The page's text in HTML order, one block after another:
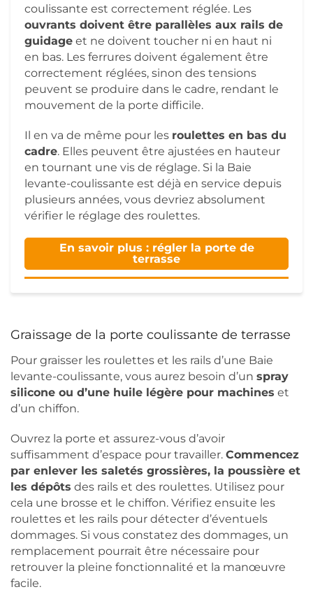
coulissante est correctement réglée. Les
ouvrants doivent être parallèles aux rails de
guidage et ne doivent toucher ni en haut ni
en bas. Les ferrures doivent également être
correctement réglées, sinon des tensions
peuvent se produire dans le cadre, rendant le
mouvement de la porte difficile.
Il en va de même pour les roulettes en bas du
cadre. Elles peuvent être ajustées en hauteur
en tournant une vis de réglage. Si la Baie
levante-coulissante est déjà en service depuis
plusieurs années, vous devriez absolument
vérifier le réglage des roulettes.
En savoir plus : régler la porte de
terrasse
Graissage de la porte coulissante de terrasse
Pour graisser les roulettes et les rails d’une Baie
levante-coulissante, vous aurez besoin d’un spray
silicone ou d’une huile légère pour machines et
d’un chiffon.
Ouvrez la porte et assurez-vous d’avoir
suffisamment d’espace pour travailler. Commencez
par enlever les saletés grossières, la poussière et
les dépôts des rails et des roulettes. Utilisez pour
cela une brosse et le chiffon. Vérifiez ensuite les
roulettes et les rails pour détecter d’éventuels
dommages. Si vous constatez des dommages, un
remplacement pourrait être nécessaire pour
retrouver la pleine fonctionnalité et la manœuvre
facile.